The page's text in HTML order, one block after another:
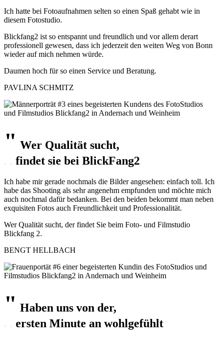
Ich hatte bei Fotoaufnahmen selten so einen Spaß gehabt wie in
diesem Fotostudio.
Blickfang2 ist so entspannt und freundlich und vor allem derart
professionell gewesen, dass ich jederzeit den weiten Weg von Bonn
wieder auf mich nehmen würde.
Daumen hoch für so einen Service und Beratung.
PAVLINA SCHMITZ
" Wer Qualität sucht,
findet sie bei BlickFang2
Ich habe mir gerade nochmals die Bilder angesehen: einfach toll. Ich
habe das Shooting als sehr angenehm empfunden und möchte mich
auch nochmal dafür bedanken. Bei den beiden bekommt man neben
exquisiten Fotos auch Freundlichkeit und Professionalität.
Wer Qualität sucht, der findet Sie beim Foto- und Filmstudio
Blickfang 2.
BENGT HELLBACH
" Haben uns von der,
ersten Minute an wohlgefühlt